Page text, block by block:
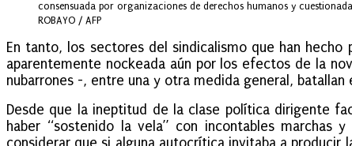
consensuada por organizaciones de derechos humanos y
ROBAYO / AFP
En tanto, los sectores del sindicalismo que han
aparentemente nockeada aún por los efectos de la
nubarrones -, entre una y otra medida general,
Desde que la ineptitud de la clase política dirigente
haber “sostenido la vela” con incontables